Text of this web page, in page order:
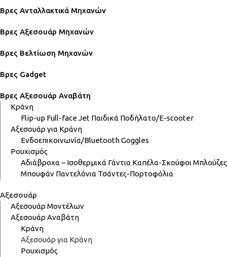
Βρες Ανταλλακτικά Μηχανών
Βρες Αξεσουάρ Μηχανών
Βρες Βελτίωση Μηχανών
Βρες Gadget
Βρες Αξεσουάρ Αναβάτη
Κράνη
Flip-up Full-faceJet Παιδικά Ποδήλατο/E-scooter
Αξεσουάρ για Κράνη
Ενδοεπικοινωνία/BluetoothGoggles
Ρουχισμός
Αδιάβροχα – Ισοθερμικά Γάντια Καπέλα-Σκούφοι Μπλούζες
Μπουφάν Παντελόνια Τσάντες-Πορτοφόλια
Αξεσουάρ
Αξεσουάρ Μοντέλων
Αξεσουάρ Αναβάτη
Κράνη
Αξεσουάρ για Κράνη
Ρουχισμός